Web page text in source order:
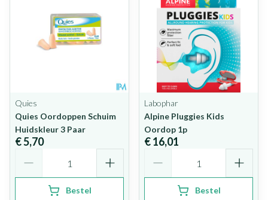
Quies
Quies Oordoppen Schuim
Huidskleur 3 Paar
€ 5,70
Bestel
Labophar
Alpine Pluggies Kids
Oordop 1p
€ 16,01
Bestel